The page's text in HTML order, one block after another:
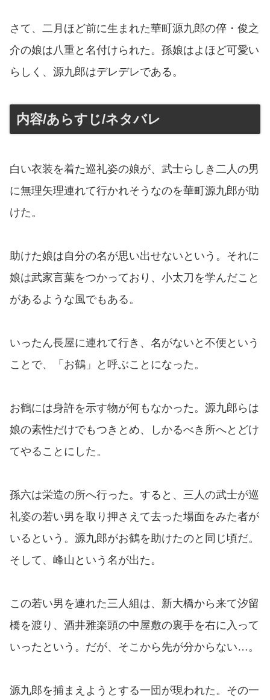
さて、二月ほど前に生まれた華町源九郎の倅・俊之
介の娘は八重と名付けられた。孫娘はよほど可愛い
らしく、源九郎はデレデレである。
内容/あらすじ/ネタバレ
白い衣装を着た巡礼姿の娘が、武士らしき二人の男
に無理矢理連れて行かれそうなのを華町源九郎が助
けた。
助けた娘は自分の名が思い出せないという。それに
娘は武家言葉をつかっており、小太刀を学んだこと
があるような風でもある。
いったん長屋に連れて行き、名がないと不便という
ことで、「お鶴」と呼ぶことになった。
お鶴には身許を示す物が何もなかった。源九郎らは
娘の素性だけでもつきとめ、しかるべき所へとどけ
てやることにした。
孫六は栄造の所へ行った。すると、三人の武士が巡
礼姿の若い男を取り押さえて去った場面をみた者が
いるという。源九郎がお鶴を助けたのと同じ頃だ。
そして、峰山という名が出た。
この若い男を連れた三人組は、新大橋から来て汐留
橋を渡り、酒井雅楽頭の中屋敷の裏手を右に入って
いったという。だが、そこから先が分からない…。
源九郎を捕まえようとする一団が現われた。その一